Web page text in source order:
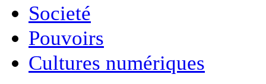
Societé
Pouvoirs
Cultures numériques